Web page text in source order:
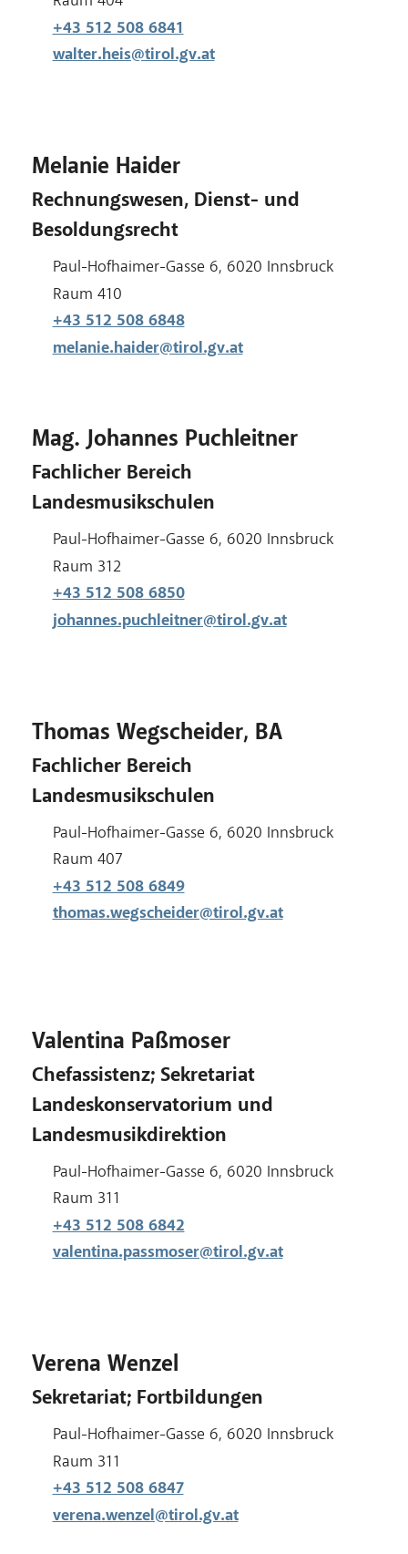
+43 512 508 6841
walter.heis@tirol.gv.at
Melanie Haider
Rechnungswesen, Dienst- und
Besoldungsrecht
Adresse:
Paul-Hofhaimer-Gasse 6, 6020 Innsbruck
Raum:
Raum 410
+43 512 508 6848
melanie.haider@tirol.gv.at
Mag. Johannes Puchleitner
Fachlicher Bereich
Landesmusikschulen
Adresse:
Paul-Hofhaimer-Gasse 6, 6020 Innsbruck
Raum:
Raum 312
+43 512 508 6850
johannes.puchleitner@tirol.gv.at
Thomas Wegscheider, BA
Fachlicher Bereich
Landesmusikschulen
Adresse:
Paul-Hofhaimer-Gasse 6, 6020 Innsbruck
Raum:
Raum 407
+43 512 508 6849
thomas.wegscheider@tirol.gv.at
Valentina Paßmoser
Chefassistenz; Sekretariat
Landeskonservatorium und
Landesmusikdirektion
Adresse:
Paul-Hofhaimer-Gasse 6, 6020 Innsbruck
Raum:
Raum 311
+43 512 508 6842
valentina.passmoser@tirol.gv.at
Verena Wenzel
Sekretariat; Fortbildungen
Adresse:
Paul-Hofhaimer-Gasse 6, 6020 Innsbruck
Raum:
Raum 311
+43 512 508 6847
verena.wenzel@tirol.gv.at